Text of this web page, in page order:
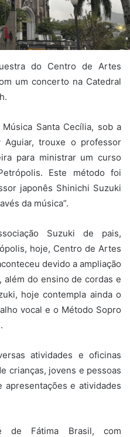
do Centro de Artes
um concerto na Catedral
Santa Cecília, sob a
Aguiar, trouxe o professor
para ministrar um curso
Este método foi
japonês Shinichi Suzuki
da música”.
Suzuki de pais,
hoje, Centro de Artes
devido a ampliação
além do ensino de cordas e
hoje contempla ainda o
vocal e o Método Sopro
atividades e oficinas
crianças, jovens e pessoas
apresentações e atividades
de Fátima Brasil, com